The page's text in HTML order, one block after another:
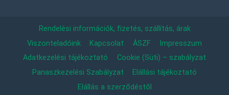
Rendelési információk, fizetés, szállítás, árak
Viszonteladóink
Kapcsolat ÁSZF
Impresszum
Adatkezelési tájékoztató
Cookie (Süti) – szabályzat
Panaszkezelési Szabályzat
Elállási tájékoztató
Elállás a szerződéstől